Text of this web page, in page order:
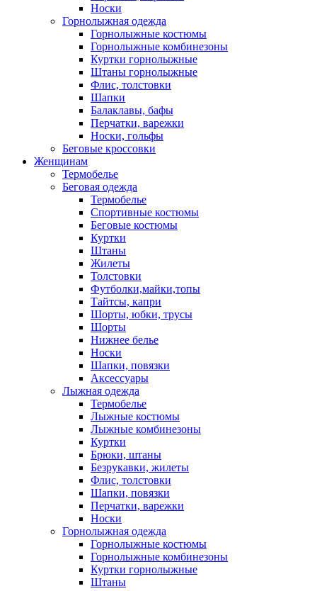
Носки
Горнолыжная одежда
Горнолыжные костюмы
Горнолыжные комбинезоны
Куртки горнолыжные
Штаны горнолыжные
Флис, толстовки
Шапки
Балаклавы, бафы
Перчатки, варежки
Носки, гольфы
Беговые кроссовки
Женщинам
Термобелье
Беговая одежда
Термобелье
Спортивные костюмы
Беговые костюмы
Куртки
Штаны
Жилеты
Толстовки
Футболки,майки,топы
Тайтсы, капри
Шорты, юбки, трусы
Шорты
Нижнее белье
Носки
Шапки, повязки
Аксессуары
Лыжная одежда
Термобелье
Лыжные костюмы
Лыжные комбинезоны
Куртки
Брюки, штаны
Безрукавки, жилеты
Флис, толстовки
Шапки, повязки
Перчатки, варежки
Носки
Горнолыжная одежда
Горнолыжные костюмы
Горнолыжные комбинезоны
Куртки горнолыжные
Штаны